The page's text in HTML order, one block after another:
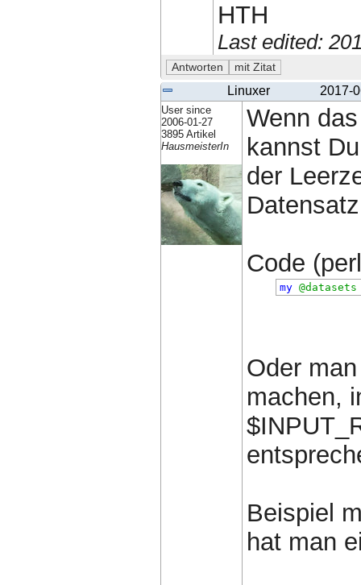
HTH
Last edited:
Linuxer 2017-
User since
2006-01-27
3895 Artikel
HausmeisterIn
Wenn
kannst
der
Code
my @datasets
Oder
machen,
Beispiel
hat man